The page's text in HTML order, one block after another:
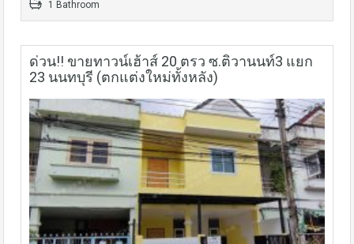
1 Bathroom
ด่วน!! ขายทาวน์เฮ้าส์ 20 ตรว ซ.ติวานนท์3 แยก
23 นนทบุรี (ตกแต่งใหม่ทั้งหลัง)